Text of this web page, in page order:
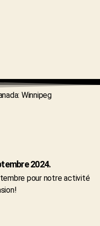
Winnipeg
2024.
pour notre activité